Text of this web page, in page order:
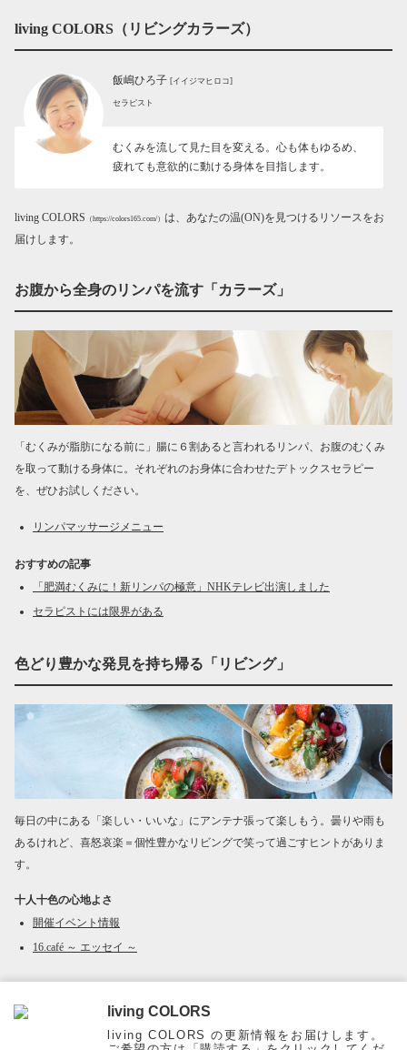
living COLORS（リビングカラーズ）
飯嶋ひろ子 [イイジマヒロコ]
セラピスト
むくみを流して見た目を変える。心も体もゆるめ、
疲れても意欲的に動ける身体を目指します。
living COLORS （https://colors165.com/） は、あなたの温(ON)を見つけるリソースをお
届けします。
お腹から全身のリンパを流す「カラーズ」
「むくみが脂肪になる前に」腸に６割あると言われるリンパ、お腹のむくみ
を取って動ける身体に。それぞれのお身体に合わせたデトックスセラピー
を、ぜひお試しください。
リンパマッサージメニュー
おすすめの記事
「肥満むくみに！新リンパの極意」NHKテレビ出演しました
セラピストには限界がある
色どり豊かな発見を持ち帰る「リビング」
毎日の中にある「楽しい・いいな」にアンテナ張って楽しもう。曇りや雨も
あるけれど、喜怒哀楽＝個性豊かなリビングで笑って過ごすヒントがありま
す。
十人十色の心地よさ
開催イベント情報
16.café ～ エッセイ ～
Page Top
living COLORS
living COLORS の更新情報をお届けします。